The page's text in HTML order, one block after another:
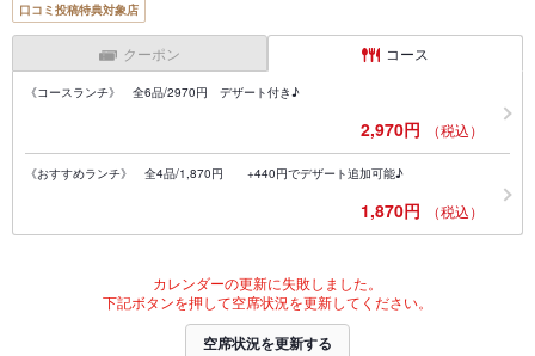
口コミ投稿特典対象店
クーポン コース
《コースランチ》 全6品/2970円 デザート付き♪
2,970円 （税込）
《おすすめランチ》 全4品/1,870円 +440円でデザート追加可能♪
1,870円 （税込）
カレンダーの更新に失敗しました。
下記ボタンを押して空席状況を更新してください。
空席状況を更新する